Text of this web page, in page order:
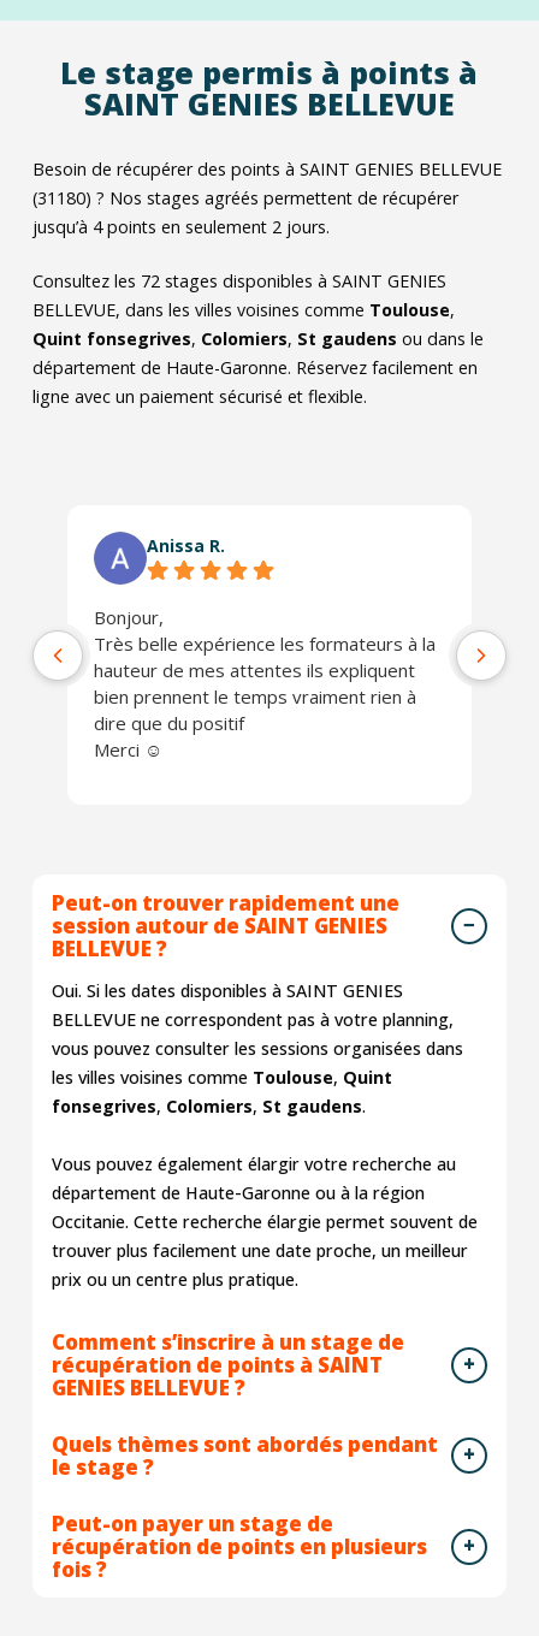
Le stage permis à points à
SAINT GENIES BELLEVUE
Besoin de récupérer des points à SAINT GENIES BELLEVUE
(31180) ? Nos stages agréés permettent de récupérer
jusqu’à 4 points en seulement 2 jours.
Consultez les 72stages disponibles à SAINT GENIES
BELLEVUE, dans les villes voisines comme Toulouse,
Quint fonsegrives, Colomiers, St gaudens ou dans le
département de Haute-Garonne. Réservez facilement en
ligne avec un paiement sécurisé et flexible.
Anissa R.
Bonjour,
Très belle expérience les formateurs à la
hauteur de mes attentes ils expliquent
bien prennent le temps vraiment rien à
dire que du positif
Merci ☺️
Peut-on trouver rapidement une
session autour de SAINT GENIES
BELLEVUE ?
Oui. Si les dates disponibles à SAINT GENIES
BELLEVUE ne correspondent pas à votre planning,
vous pouvez consulter les sessions organisées dans
les villes voisines comme Toulouse, Quint
fonsegrives, Colomiers, St gaudens.
Vous pouvez également élargir votre recherche au
département de Haute-Garonne ou à la région
Occitanie. Cette recherche élargie permet souvent de
trouver plus facilement une date proche, un meilleur
prix ou un centre plus pratique.
Comment s’inscrire à un stage de
récupération de points à SAINT
GENIES BELLEVUE ?
Quels thèmes sont abordés pendant
le stage ?
Peut-on payer un stage de
récupération de points en plusieurs
fois ?